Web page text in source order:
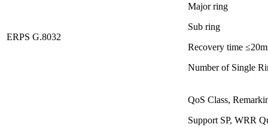
ERPS G.8032
Major ring
Sub ring
Recovery time
Number of Single
QoS Class,
Support SP, WRR